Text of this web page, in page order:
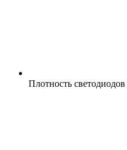
Плотность светодиодов